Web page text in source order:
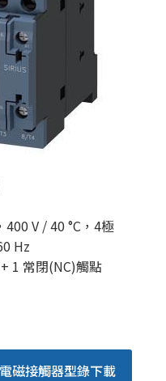
400 V / 40 °C，4極
Hz
1 常閉(NC)觸點
磁接觸器型錄下載